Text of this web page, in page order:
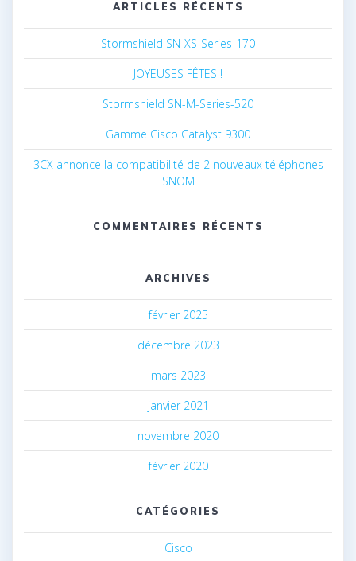
ARTICLES RÉCENTS
Stormshield SN-XS-Series-170
JOYEUSES FÊTES !
Stormshield SN-M-Series-520
Gamme Cisco Catalyst 9300
3CX annonce la compatibilité de 2 nouveaux téléphones
SNOM
COMMENTAIRES RÉCENTS
ARCHIVES
février 2025
décembre 2023
mars 2023
janvier 2021
novembre 2020
février 2020
CATÉGORIES
Cisco